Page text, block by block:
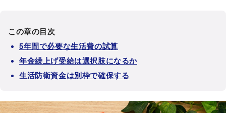
この章の目次
5年間で必要な生活費の試算
年金繰上げ受給は選択肢になるか
生活防衛資金は別枠で確保する